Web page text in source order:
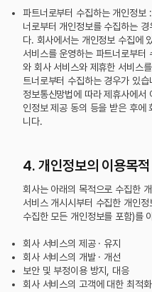
파트너로부터 수집하는 개인정보
너로부터 개인정보를 수집하는 경
다. 회사에서는 개인정보 수집에
서비스를 운영하는 파트너로부터
와 회사 서비스와 제휴한 서비스
트너로부터 수집하는 경우가 있
정보통신망법에 따라 제휴사에서
인정보 제공 동의 등을 받은 후에
니다.
4. 개인정보의 이용목적
회사는 아래의 목적으로 수집한
서비스 개시시부터 수집한 개인
수집한 모든 개인정보를 포함)를
회사 서비스의 제공 · 유지
회사 서비스의 개발 · 개선
보안 및 부정이용 방지, 대응
회사 서비스의 고객에 대한 최적화